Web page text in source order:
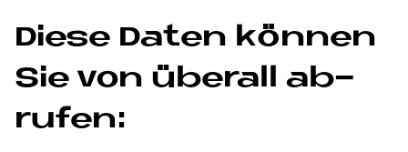
Die­se Da­ten kön­nen
Sie von überall ab­
ru­fen: